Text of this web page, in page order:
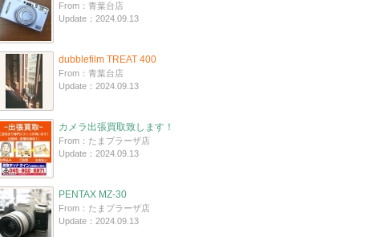
From：青葉台店
Update：2024.09.13
dubblefilm TREAT 400
From：青葉台店
Update：2024.09.13
カメラ出張買取致します！
From：たまプラーザ店
Update：2024.09.13
PENTAX MZ-30
From：たまプラーザ店
Update：2024.09.13